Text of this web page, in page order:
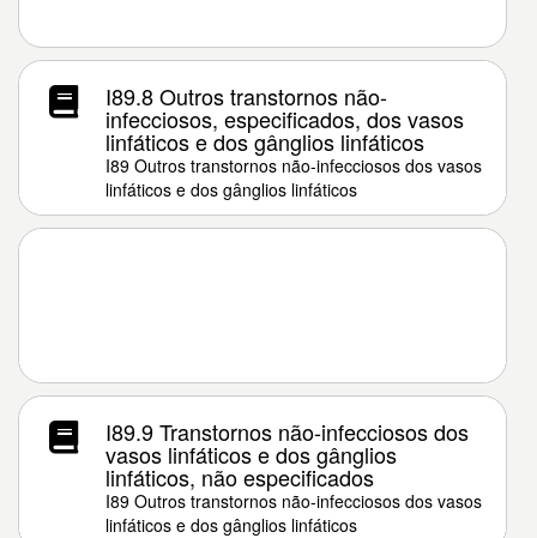
I89.8 Outros transtornos não-
infecciosos, especificados, dos vasos
linfáticos e dos gânglios linfáticos
I89 Outros transtornos não-infecciosos dos vasos
linfáticos e dos gânglios linfáticos
I89.9 Transtornos não-infecciosos dos
vasos linfáticos e dos gânglios
linfáticos, não especificados
I89 Outros transtornos não-infecciosos dos vasos
linfáticos e dos gânglios linfáticos